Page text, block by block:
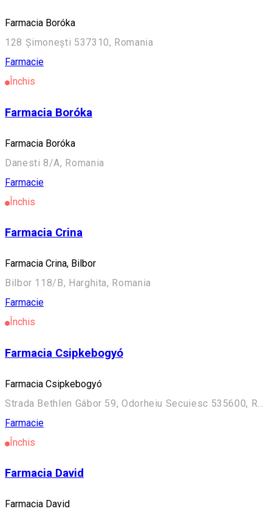
Farmacia Boróka
128 Șimonești 537310, Romania
Farmacie
Închis
Farmacia Boróka
Farmacia Boróka
Danesti 8/A, Romania
Farmacie
Închis
Farmacia Crina
Farmacia Crina, Bilbor
Bilbor 118/B, Harghita, Romania
Farmacie
Închis
Farmacia Csipkebogyó
Farmacia Csipkebogyó
Farmacie
Închis
Farmacia David
Farmacia David